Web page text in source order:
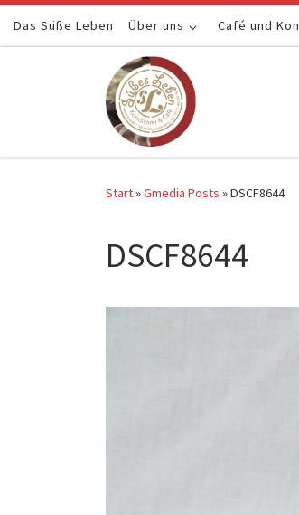
Zum Inhalt springen
Das Süße Leben Über uns Café und
Start»Gmedia Posts »DSCF8644
DSCF8644